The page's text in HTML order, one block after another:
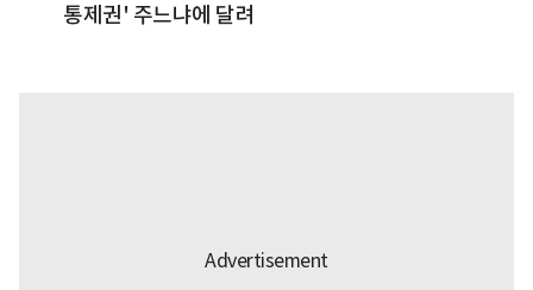
통제권' 주느냐에 달려